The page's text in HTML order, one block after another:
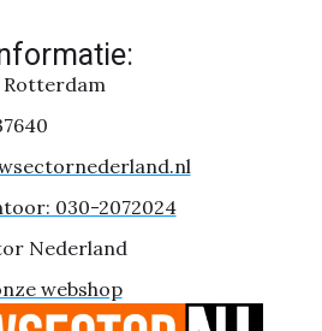
Rotterdam
030-2072024
Nederland
webshop